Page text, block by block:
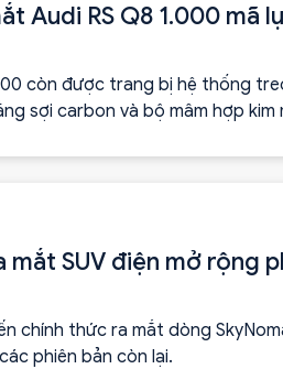
Audi RS Q8 1.000 mã
còn được trang bị hệ thống
sợi carbon và bộ mâm hợp
mắt SUV điện mở rộng
chính thức ra mắt dòng
phiên bản còn lại.